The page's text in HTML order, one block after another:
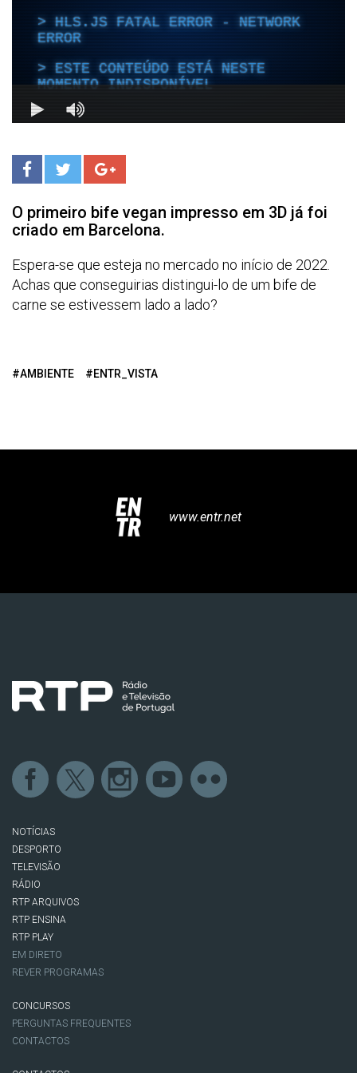
O primeiro bife vegan impresso em 3D já foi
criado em Barcelona.
Espera-se que esteja no mercado no início de 2022.
Achas que conseguirias distingui-lo de um bife de
carne se estivessem lado a lado?
#AMBIENTE #ENTR_VISTA
www.entr.net
NOTÍCIAS
DESPORTO
TELEVISÃO
RÁDIO
RTP ARQUIVOS
RTP ENSINA
RTP PLAY
EM DIRETO
REVER PROGRAMAS
CONCURSOS
PERGUNTAS FREQUENTES
CONTACTOS